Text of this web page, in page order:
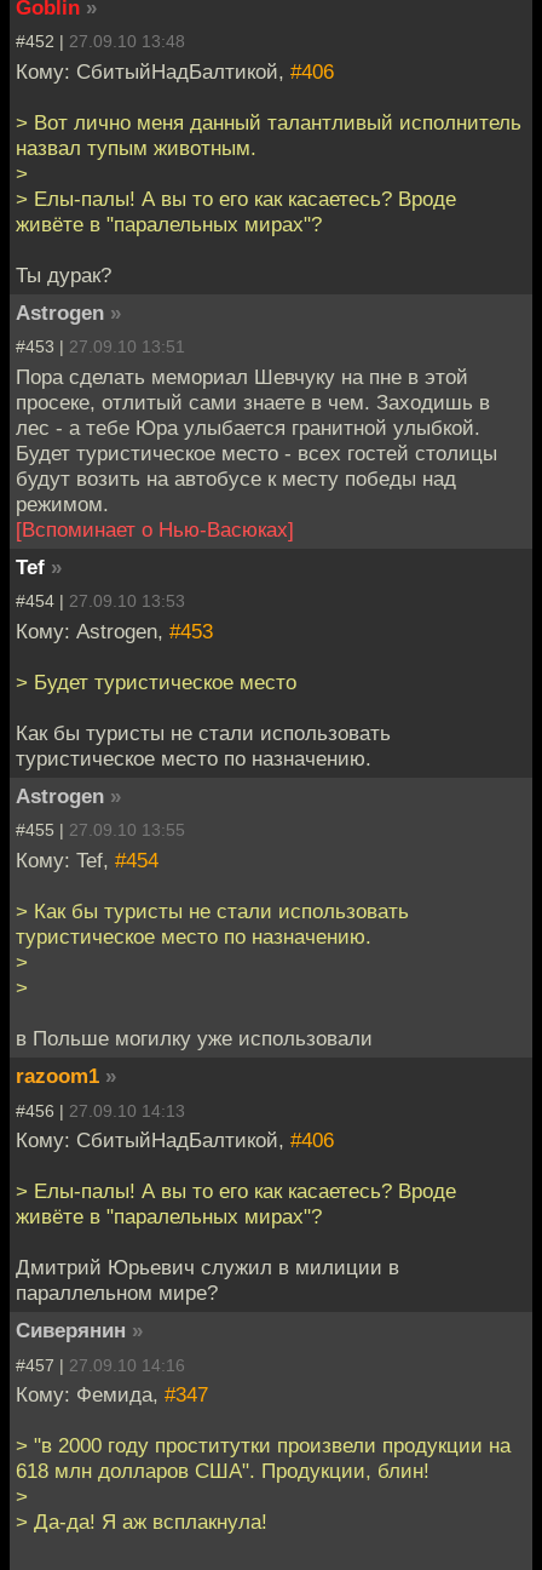
Goblin »
#452 | 27.09.10 13:48
Кому: СбитыйНадБалтикой, #406
> Вот лично меня данный талантливый исполнитель
назвал тупым животным.
>
> Елы-палы! А вы то его как касаетесь? Вроде
живёте в "паралельных мирах"?
Ты дурак?
Astrogen »
#453 | 27.09.10 13:51
Пора сделать мемориал Шевчуку на пне в этой
просеке, отлитый сами знаете в чем. Заходишь в
лес - а тебе Юра улыбается гранитной улыбкой.
Будет туристическое место - всех гостей столицы
будут возить на автобусе к месту победы над
режимом.
[Вспоминает о Нью-Васюках]
Tef »
#454 | 27.09.10 13:53
Кому: Astrogen, #453
> Будет туристическое место
Как бы туристы не стали использовать
туристическое место по назначению.
Astrogen »
#455 | 27.09.10 13:55
Кому: Tef, #454
> Как бы туристы не стали использовать
туристическое место по назначению.
>
>
в Польше могилку уже использовали
razoom1 »
#456 | 27.09.10 14:13
Кому: СбитыйНадБалтикой, #406
> Елы-палы! А вы то его как касаетесь? Вроде
живёте в "паралельных мирах"?
Дмитрий Юрьевич служил в милиции в
параллельном мире?
Сиверянин »
#457 | 27.09.10 14:16
Кому: Фемида, #347
> "в 2000 году проститутки произвели продукции на
618 млн долларов США". Продукции, блин!
>
> Да-да! Я аж всплакнула!